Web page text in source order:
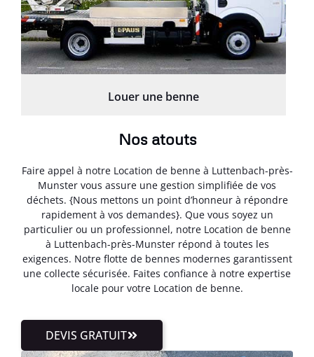
Louer une benne
Nos atouts
Faire appel à notre Location de benne à Luttenbach-près-
Munster vous assure une gestion simplifiée de vos
déchets. {Nous mettons un point d’honneur à répondre
rapidement à vos demandes}. Que vous soyez un
particulier ou un professionnel, notre Location de benne
à Luttenbach-près-Munster répond à toutes les
exigences. Notre flotte de bennes modernes garantissent
une collecte sécurisée. Faites confiance à notre expertise
locale pour votre Location de benne.
DEVIS GRATUIT